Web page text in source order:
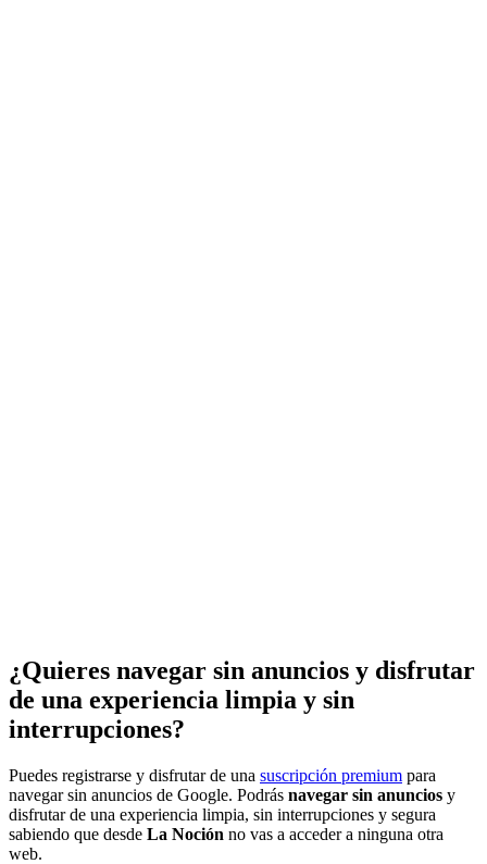
¿Quieres navegar sin anuncios y disfrutar
de una experiencia limpia y sin
interrupciones?
Puedes registrarse y disfrutar de una suscripción premium para
navegar sin anuncios de Google. Podrás navegar sin anuncios y
disfrutar de una experiencia limpia, sin interrupciones y segura
sabiendo que desde La Noción no vas a acceder a ninguna otra
web.